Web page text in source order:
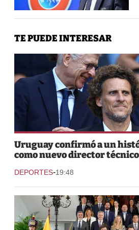
TE PUEDE INTERESAR
Uruguay confirmó a un
como nuevo director
DEPORTES-19:48